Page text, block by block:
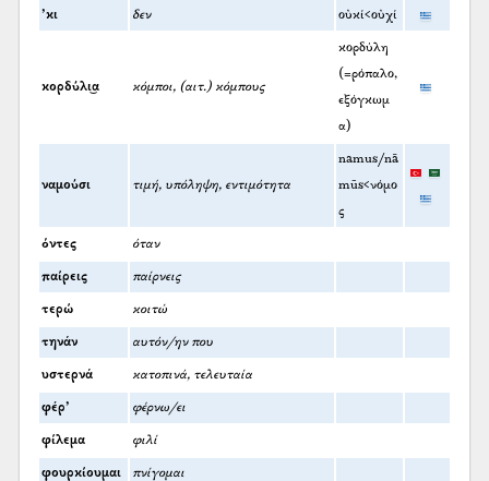
’κι δεν οὐκί<οὐχί
κορδύλι͜α κόμποι, (αιτ.) κόμπους
κορδύλη
(=ρόπαλο,
εξόγκωμ
α)
ναμούσι τιμή, υπόληψη, εντιμότητα
namus/nā
mūs<νόμο
ς
όντες όταν
παίρεις παίρνεις
τερώ κοιτώ
τηνάν αυτόν/ην που
υστερνά κατοπινά, τελευταία
φέρ’ φέρνω/ει
φίλεμα φιλί
φουρκίουμαι πνίγομαι